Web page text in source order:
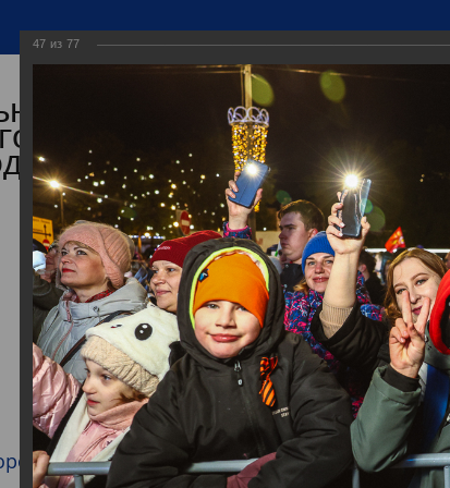
САЙТ АДМИНИСТРАЦИИ
ОКРУГА ГОРОД ДЗЕРЖИНСК
ОБЛАСТИ
округ Городская среда
47 из 77